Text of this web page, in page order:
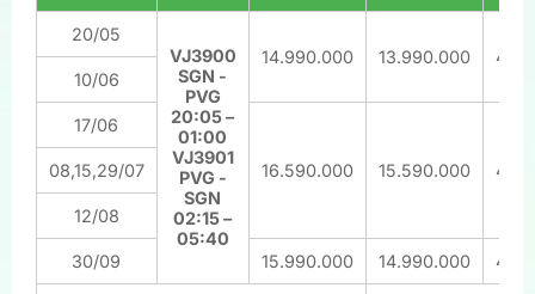
20/05
VJ3900
SGN -
PVG
20:05 –
01:00
VJ3901
PVG -
SGN
02:15 –
05:40
14.990.000 13.990.000
10/06
17/06
16.590.000 15.590.000
08,15,29/07
12/08
30/09 15.990.000 14.990.000